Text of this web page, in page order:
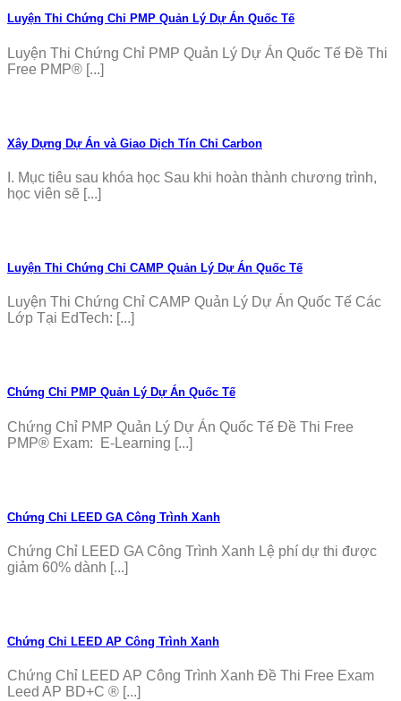
Luyện Thi Chứng Chỉ PMP Quản Lý Dự Án Quốc Tế
Luyện Thi Chứng Chỉ PMP Quản Lý Dự Án Quốc Tế Đề Thi
Free PMP® [...]
Xây Dựng Dự Án và Giao Dịch Tín Chỉ Carbon
I. Mục tiêu sau khóa học Sau khi hoàn thành chương trình,
học viên sẽ [...]
Luyện Thi Chứng Chỉ CAMP Quản Lý Dự Án Quốc Tế
Luyện Thi Chứng Chỉ CAMP Quản Lý Dự Án Quốc Tế Các
Lớp Tại EdTech: [...]
Chứng Chỉ PMP Quản Lý Dự Án Quốc Tế
Chứng Chỉ PMP Quản Lý Dự Án Quốc Tế Đề Thi Free
PMP® Exam: E-Learning [...]
Chứng Chỉ LEED GA Công Trình Xanh
Chứng Chỉ LEED GA Công Trình Xanh Lệ phí dự thi được
giảm 60% dành [...]
Chứng Chỉ LEED AP Công Trình Xanh
Chứng Chỉ LEED AP Công Trình Xanh Đề Thi Free Exam
Leed AP BD+C ® [...]